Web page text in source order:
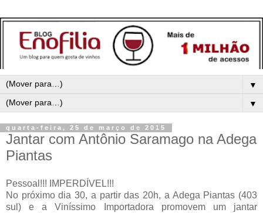
▼
▼
quarta-feira, 25 de março de 2015
Jantar com Antônio Saramago na Adega
Piantas
Pessoal!!! IMPERDÍVEL!!!
No próximo dia 30, a partir das 20h, a Adega Piantas (403
sul) e a Viníssimo Importadora promovem um jantar